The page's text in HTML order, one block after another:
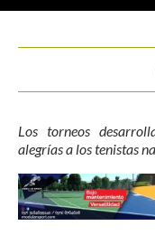
Los torneos
alegrías a los tenistas